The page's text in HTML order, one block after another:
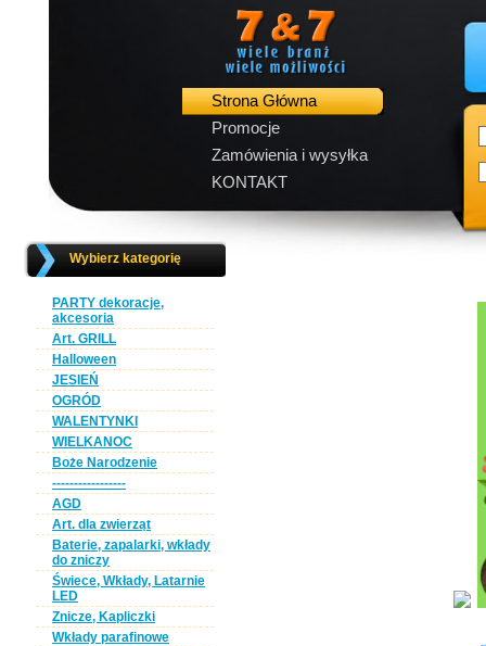
Strona Główna
Promocje
Zamówienia i wysyłka
KONTAKT
Wybierz kategorię
PARTY dekoracje,
akcesoria
Art. GRILL
Halloween
JESIEŃ
OGRÓD
WALENTYNKI
WIELKANOC
Boże Narodzenie
-----------------
AGD
Art. dla zwierząt
Baterie, zapalarki, wkłady
do zniczy
Świece, Wkłady, Latarnie
LED
Znicze, Kapliczki
Wkłady parafinowe